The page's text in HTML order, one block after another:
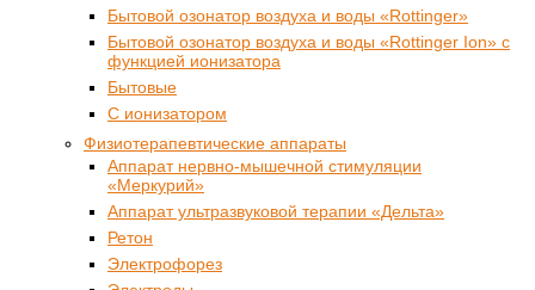
Бытовой озонатор воздуха и воды «Rottinger»
Бытовой озонатор воздуха и воды «Rottinger Ion» с
функцией ионизатора
Бытовые
С ионизатором
Физиотерапевтические аппараты
Аппарат нервно-мышечной стимуляции
«Меркурий»
Аппарат ультразвуковой терапии «Дельта»
Ретон
Электрофорез